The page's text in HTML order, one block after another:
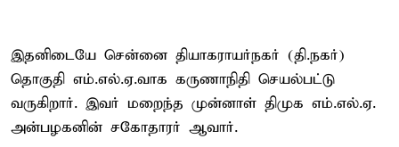
இதனிடையே சென்னை தியாகராயர்நகர் (தி.நகர்)
தொகுதி எம்.எல்.ஏ.வாக கருணாநிதி செயல்பட்டு
வருகிறார். இவர் மறைந்த முன்னாள் திமுக எம்.எல்.ஏ.
அன்பழகனின் சகோதாரர் ஆவார்.